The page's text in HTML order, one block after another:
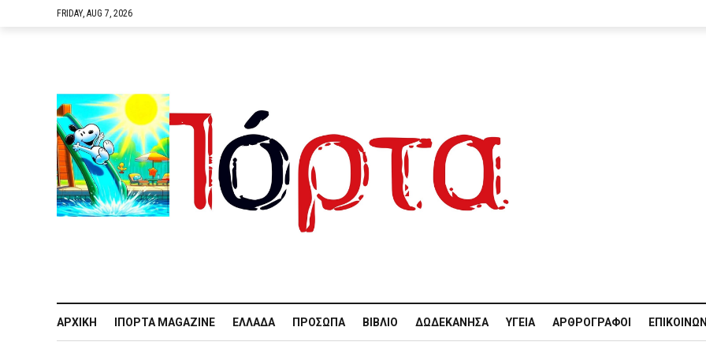
FRIDAY, AUG 7, 2026
ΑΡΧΙΚΉ IΠΌΡΤΑ MAGAZINE ΕΛΛΆΔΑ ΠΡΌΣΩΠΑ ΒΙΒΛΊΟ ΔΩΔΕΚΆΝΗΣΑ ΥΓΕΊΑ ΑΡΘΡΟΓΡΆΦΟΙ